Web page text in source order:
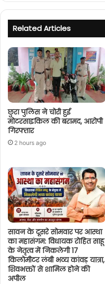
Related Articles
छुरा पुलिस ने चोरी हुई
मोटरसाइकिल की बरामद, आरोपी
गिरफ्तार
2 hours ago
सावन के दूसरे सोमवार पर आस्था
का महासंगम: विधायक रोहित साहू
के नेतृत्व में निकलेगी 17
किलोमीटर लंबी भव्य कांवड़ यात्रा,
शिवभक्तों से शामिल होने की
अपील